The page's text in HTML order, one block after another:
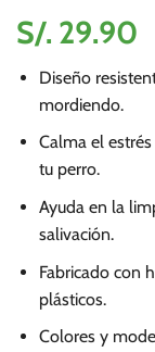
S/. 29.90
Diseño
mordiendo.
Calma el
tu perro.
Ayuda en la
salivación.
Fabricado con
plásticos.
Colores y